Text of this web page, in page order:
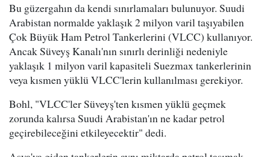
Bu güzergahın da kendi sınırlamaları bulunuyor. Suudi
Arabistan normalde yaklaşık 2 milyon varil taşıyabilen
Çok Büyük Ham Petrol Tankerlerini (VLCC) kullanıyor.
Ancak Süveyş Kanalı'nın sınırlı derinliği nedeniyle
yaklaşık 1 milyon varil kapasiteli Suezmax tankerlerinin
veya kısmen yüklü VLCC'lerin kullanılması gerekiyor.
Bohl, "VLCC'ler Süveyş'ten kısmen yüklü geçmek
zorunda kalırsa Suudi Arabistan'ın ne kadar petrol
geçirebileceğini etkileyecektir" dedi.